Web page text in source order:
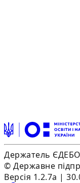
Держатель ЄДЕБО
© Державне
Версія 1.2.7a |